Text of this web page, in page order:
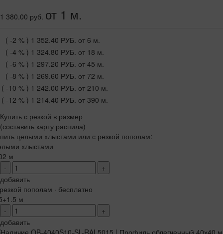
1 380.00 руб. от 1 м.
( -2 % ) 1 352.40 РУБ. от 6 м.
( -4 % ) 1 324.80 РУБ. от 18 м.
( -6 % ) 1 297.20 РУБ. от 45 м.
( -8 % ) 1 269.60 РУБ. от 72 м.
( -10 % ) 1 242.00 РУБ. от 210 м.
( -12 % ) 1 214.40 РУБ. от 390 м.
Купить с резкой в размер
(составить карту распила)
целыми хлыстами или с резкой пополам:
хлыстами
м
-
+
добавить
пополам · бесплатно
м
-
+
добавить